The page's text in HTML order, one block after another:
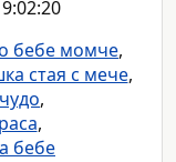
бебе момче,
стая с мече,
,
,
бебе